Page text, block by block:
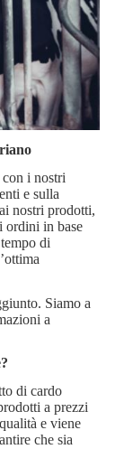
i nostri
e sulla
nostri prodotti,
ordini in base
di
Siamo a
a
?
di cardo
a prezzi
e viene
che sia